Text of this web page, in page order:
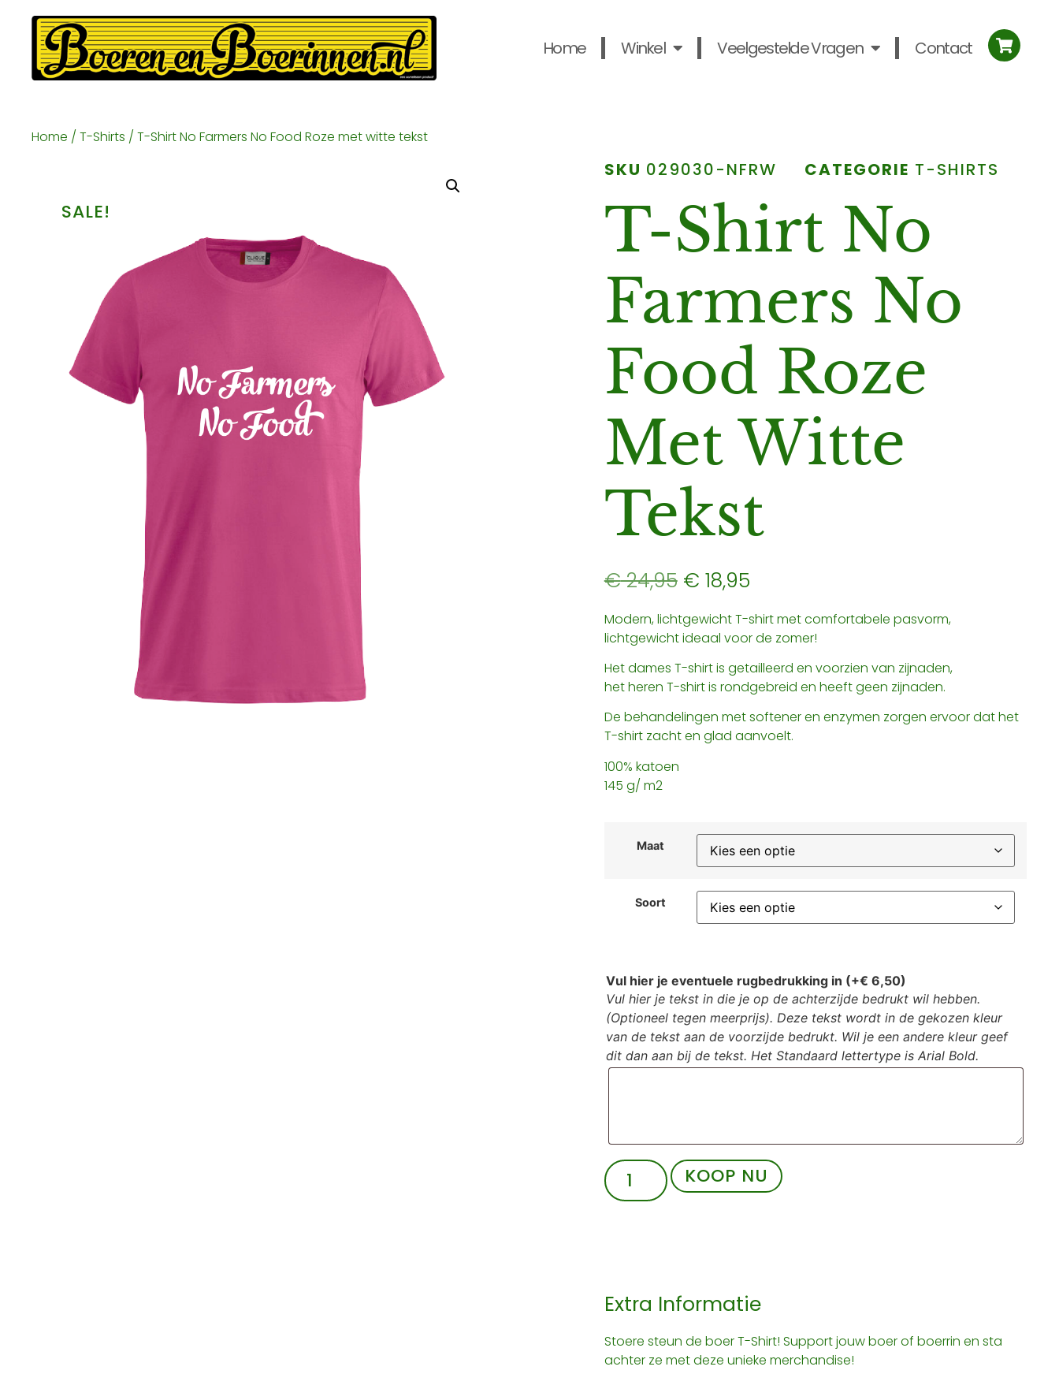
Home Winkel Veelgestelde Vragen Contact
Home /T-Shirts / T-Shirt No Farmers No Food Roze met witte tekst
SALE!
SKU 029030-NFRW CATEGORIE T-SHIRTS
T-Shirt No
Farmers No
Food Roze
Met Witte
Tekst
€24,95 € 18,95
Modern, lichtgewicht T-shirt met comfortabele pasvorm,
lichtgewicht ideaal voor de zomer!
Het dames T-shirt is getailleerd en voorzien van zijnaden,
het heren T-shirt is rondgebreid en heeft geen zijnaden.
De behandelingen met softener en enzymen zorgen ervoor dat het
T-shirt zacht en glad aanvoelt.
100% katoen
145 g/ m2
Maat
Soort
Vul hier je eventuele rugbedrukking in (+€ 6,50)
Vul hier je tekst in die je op de achterzijde bedrukt wil hebben.
(Optioneel tegen meerprijs). Deze tekst wordt in de gekozen kleur
van de tekst aan de voorzijde bedrukt. Wil je een andere kleur geef
dit dan aan bij de tekst. Het Standaard lettertype is Arial Bold.
KOOP NU
Extra Informatie
Stoere steun de boer T-Shirt! Support jouw boer of boerrin en sta
achter ze met deze unieke merchandise!